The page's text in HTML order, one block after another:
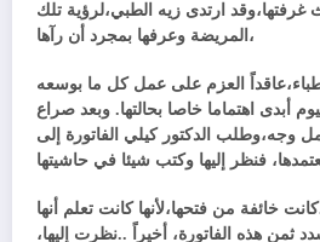
غرفتها،وقد ارتدى زيه الطبي،لرؤية تلك
المريضة وعرفها بمجرد أن رآها،
العزم على عمل كل ما بوسعه
أبدى اهتماما خاصا بحالتها. وبعد صراع
وجه،وطلب الدكتور كيلي الفاتورة إلى
فنظر إليها وكتب شيئا في حاشيتها
خائفة من فتحها،لأنها كانت تعلم أنها
ثمن هذه الفاتورة، أخيراً ..نظرت إليها،